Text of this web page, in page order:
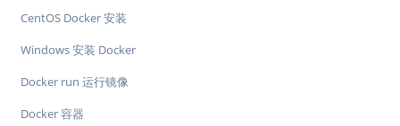
CentOS Docker 安装
Windows 安装 Docker
Docker run 运行镜像
Docker 容器